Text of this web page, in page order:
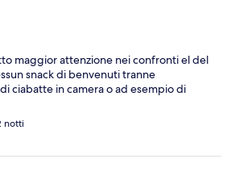
maggior attenzione nei confronti el del
snack di benvenuti tranne
ciabatte in camera o ad esempio di
notti